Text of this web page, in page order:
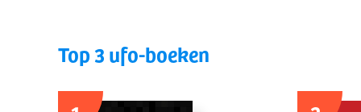
Top 3 ufo-boeken